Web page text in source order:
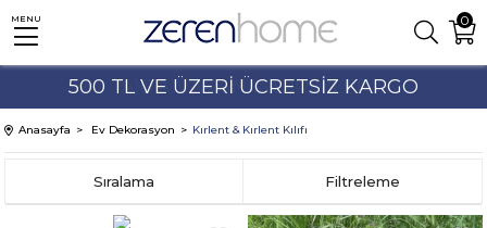
%10'A VARAN İNDİRİMLER
500 TL VE ÜZERİ ÜCRETSİZ KARGO
0
MENU
Anasayfa Ev Dekorasyon Kırlent & Kırlent Kılıfı
Filtreleme
Sıralama